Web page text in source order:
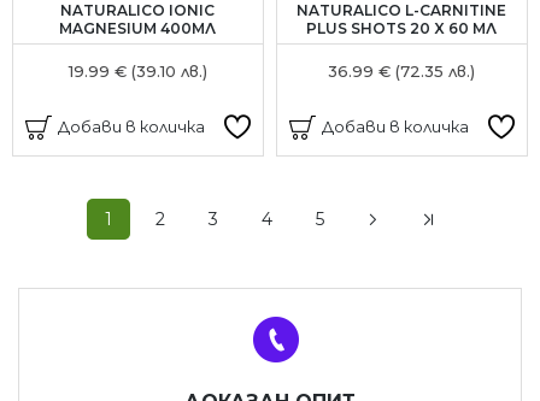
NATURALICO IONIC
MAGNESIUM 400МЛ
19.99 € (39.10 лв.)
Добави в количка
NATURALICO L-CARNITINE
PLUS SHOTS 20 X 60 МЛ
36.99 € (72.35 лв.)
Добави в количка
1 2 3 4 5